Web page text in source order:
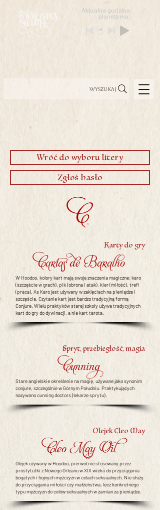
Aktualna godzina
planetarna:
Wyszukaj
Wróć do wyboru litery
Zgłoś hasło
C
Karty do gry
Cartas de Baralho
W Hoodoo, kolory kart mają swoje znaczenia magiczne: karo
(szczęście w grach), pik (obrona i atak), kier (miłość), trefl
(praca). As Karo jest używany w zaklęciach na pieniądze i
szczęście. Czytanie kart jest bardzo tradycyjną formą
Conjure. Wielu praktyków starej szkoły używa tradycyjnych
kart do gry do dywinacji, a nie kart tarota.
Spryt, przebiegłość, magia
Cunning
Stare angielskie określenie na magię, używane jako synonim
conjure, szczególnie w Górnym Południu. Praktykujących
nazywano cunning doctors (lekarze sprytu).
Olejek Cleo May
Cleo May Oil
Olejek używany w Hoodoo, pierwotnie stosowany przez
prostytutki z Nowego Orleanu w XIX wieku do przyciągania
bogatych i hojnych mężczyzn w celach seksualnych. Nie służy
do przyciągania miłości czy małżeństwa, lecz konkretnego
typu mężczyzn do celów seksualnych w zamian za pieniądze.